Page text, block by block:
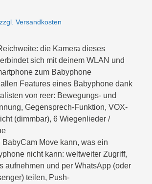
Versandkosten
die Kamera dieses
sich mit deinem WLAN und
zum Babyphone
allen Features eines Babyphone dank
von reer: Bewegungs- und
Gegensprech-Funktion, VOX-
(dimmbar), 6 Wiegenlieder /
BabyCam Move kann, was ein
nicht kann: weltweiter Zugriff,
aufnehmen und per WhatsApp (oder
teilen, Push-